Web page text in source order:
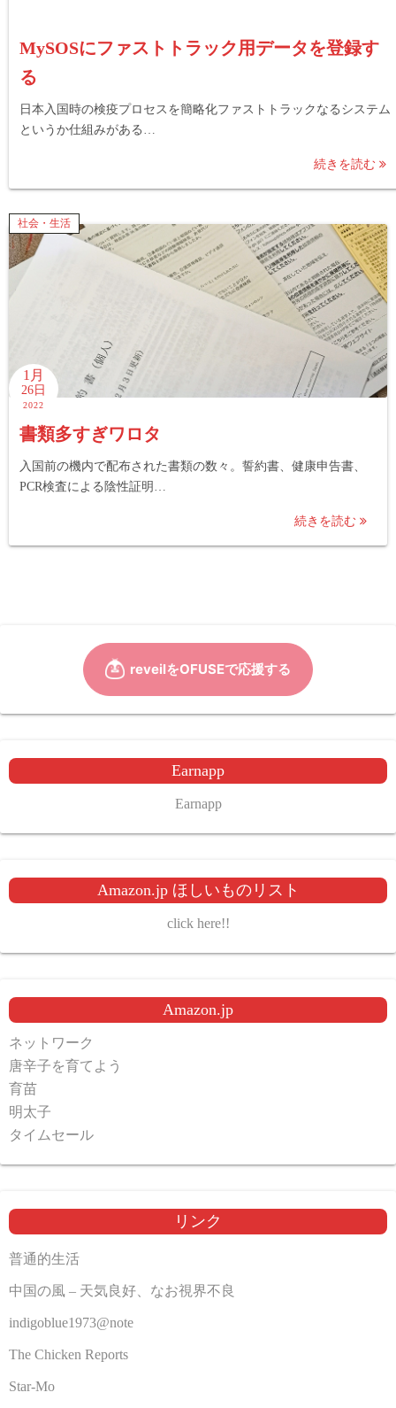
MySOSにファストトラック用データを登録す
る
日本入国時の検疫プロセスを簡略化ファストトラックなるシステム
というか仕組みがある…
続きを読む
社会・生活
1月
26日
2022
書類多すぎワロタ
入国前の機内で配布された書類の数々。誓約書、健康申告書、
PCR検査による陰性証明…
続きを読む
Earnapp
Earnapp
Amazon.jp ほしいものリスト
click here!!
Amazon.jp
ネットワーク
唐辛子を育てよう
育苗
明太子
タイムセール
リンク
普通的生活
中国の風 – 天気良好、なお視界不良
indigoblue1973@note
The Chicken Reports
Star-Mo